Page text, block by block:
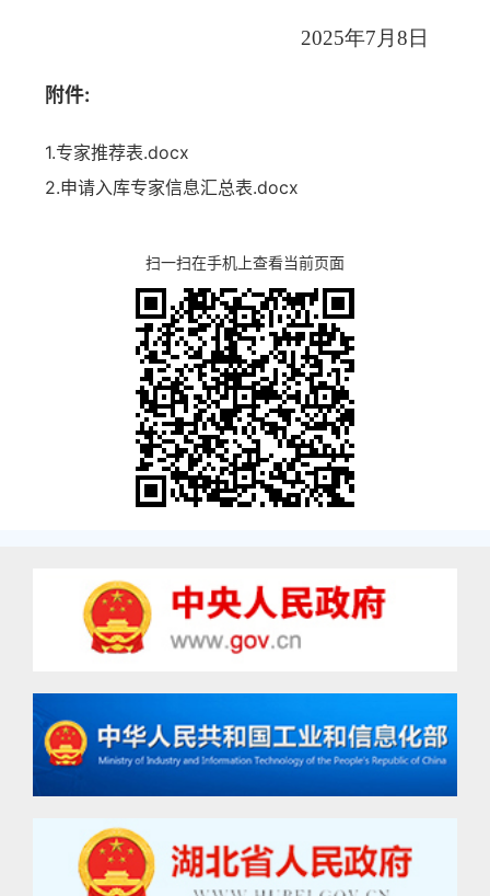
2025年7月8日
附件:
1.专家推荐表.docx
2.申请入库专家信息汇总表.docx
扫一扫在手机上查看当前页面